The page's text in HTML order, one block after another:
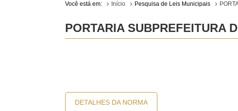
Você está em: Início Pesquisa de Leis Municipais
PORTARIA SUBPREFEITURA
DETALHES DA NORMA